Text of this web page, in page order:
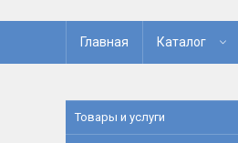
Главная Каталог
Товары и услуги